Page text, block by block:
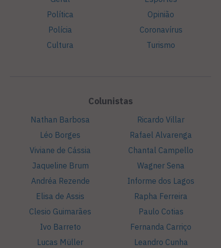
Política
Polícia
Cultura
Opinião
Coronavírus
Turismo
Colunistas
Nathan Barbosa
Léo Borges
Viviane de Cássia
Jaqueline Brum
Andréa Rezende
Elisa de Assis
Clesio Guimarães
Ivo Barreto
Lucas Müller
Ricardo Villar
Rafael Alvarenga
Chantal Campello
Wagner Sena
Informe dos Lagos
Rapha Ferreira
Paulo Cotias
Fernanda Carriço
Leandro Cunha